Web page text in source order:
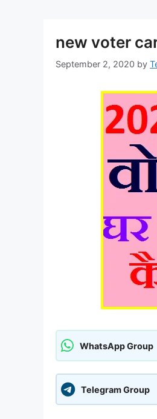
new voter
September 2, 2020 by
WhatsApp Group
Telegram Group